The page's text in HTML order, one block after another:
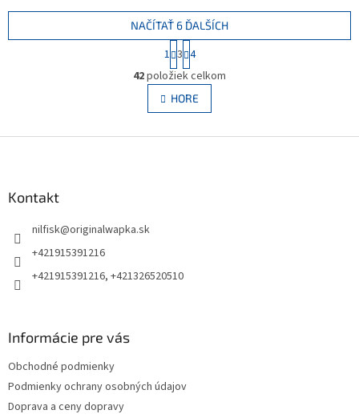
O
v
l
á
v
NAČÍTAŤ 6 ĎALŠÍCH
S
t
r
á
n
k
v
1 3 4
42položiek celkom
HORE
Kontakt
nilfisk@originalwapka.sk
+421915391216
+421915391216, +421326520510
Informácie pre vás
Obchodné podmienky
Podmienky ochrany osobných údajov
Doprava a ceny dopravy